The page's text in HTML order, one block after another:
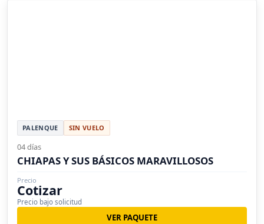
PALENQUE SIN VUELO
04 días
CHIAPAS Y SUS BÁSICOS MARAVILLOSOS
Precio
Cotizar
Precio bajo solicitud
VER PAQUETE